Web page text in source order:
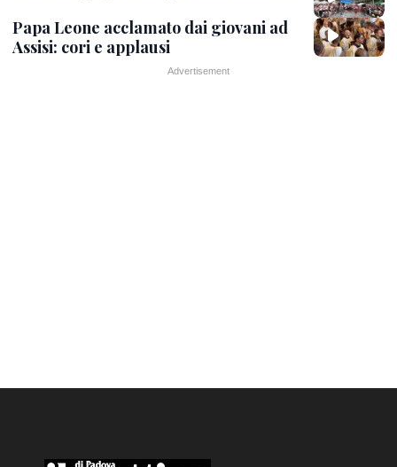
Papa Leone acclamato dai giovani ad
Assisi: cori e applausi